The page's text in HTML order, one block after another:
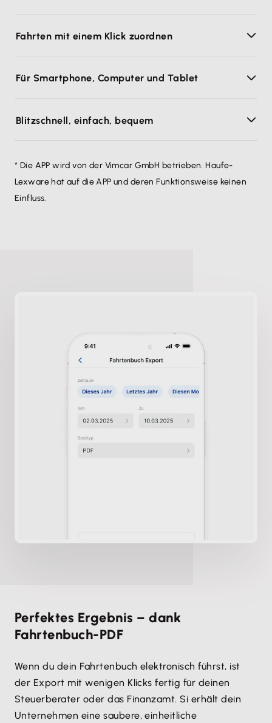
Fahrten mit einem Klick zuordnen
Für Smartphone, Computer und Tablet
Blitzschnell, einfach, bequem
* Die APP wird von der Vimcar GmbH betrieben. Haufe-
Lexware hat auf die APP und deren Funktionsweise keinen
Einfluss.
Perfektes Ergebnis – dank
Fahrtenbuch-PDF
Wenn du dein Fahrtenbuch elektronisch führst, ist
der Export mit wenigen Klicks fertig für deinen
Steuerberater oder das Finanzamt. Si erhält dein
Unternehmen eine saubere, einheitliche